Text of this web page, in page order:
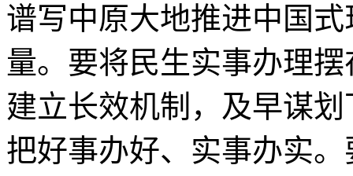
谱写中原大地推进中国
量。要将民生实事办理
建立长效机制，及早谋
把好事办好、实事办实